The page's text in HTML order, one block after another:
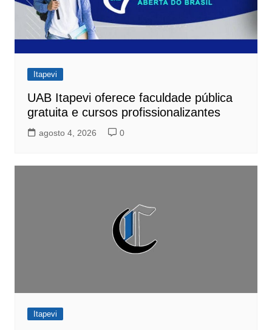
Itapevi
UAB Itapevi oferece faculdade pública
gratuita e cursos profissionalizantes
agosto 4, 2026 0
Itapevi